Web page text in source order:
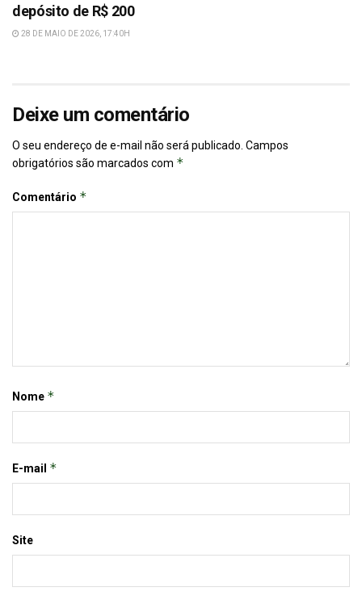
depósito de R$ 200
28 DE MAIO DE 2026, 17:40H
Deixe um comentário
O seu endereço de e-mail não será publicado. Campos
obrigatórios são marcados com *
Comentário *
Nome *
E-mail *
Site